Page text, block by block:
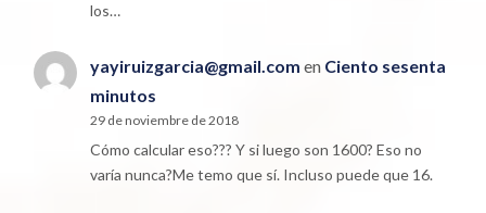
los…
yayiruizgarcia@gmail.com en Ciento sesenta
minutos
29 de noviembre de 2018
Cómo calcular eso??? Y si luego son 1600? Eso no
varía nunca?Me temo que sí. Incluso puede que 16.